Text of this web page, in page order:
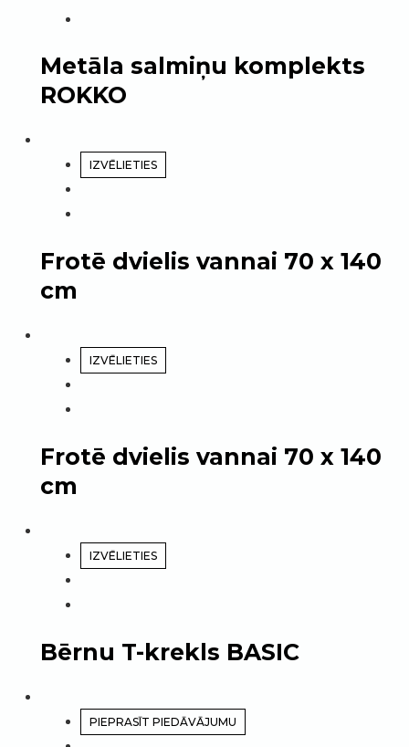
Metāla salmiņu komplekts
ROKKO
IZVĒLIETIES
Frotē dvielis vannai 70 x 140
cm
IZVĒLIETIES
Frotē dvielis vannai 70 x 140
cm
IZVĒLIETIES
Bērnu T-krekls BASIC
PIEPRASĪT PIEDĀVĀJUMU